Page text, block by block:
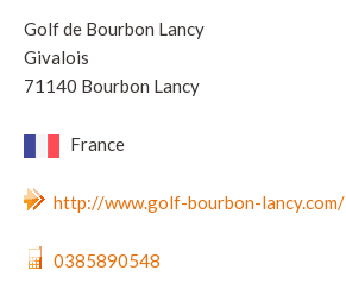
Golf de Bourbon Lancy
Givalois
71140 Bourbon Lancy
France
http://www.golf-bourbon-lancy.com/
0385890548